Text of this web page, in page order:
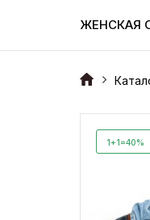
ЖЕНСКАЯ
1+1=40%